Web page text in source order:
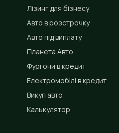
Лізинг для бізнесу
Авто в розстрочку
Авто під виплату
Планета Авто
Фургони в кредит
Електромобілі в кредит
Викуп авто
Калькулятор